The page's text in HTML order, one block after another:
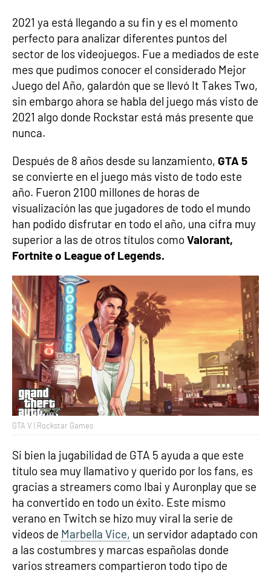
2021 ya está llegando a su fin y es el momento
perfecto para analizar diferentes puntos del
sector de los videojuegos. Fue a mediados de este
mes que pudimos conocer el considerado Mejor
Juego del Año, galardón que se llevó It Takes Two,
sin embargo ahora se habla del juego más visto de
2021 algo donde Rockstar está más presente que
nunca.
Después de 8 años desde su lanzamiento, GTA 5
se convierte en el juego más visto de todo este
año. Fueron 2100 millones de horas de
visualización las que jugadores de todo el mundo
han podido disfrutar en todo el año, una cifra muy
superior a las de otros títulos comoValorant,
Fortnite o League of Legends.
GTA V | Rockstar Games
Si bien la jugabilidad de GTA 5 ayuda a que este
título sea muy llamativo y querido por los fans, es
gracias a streamers como Ibai y Auronplay que se
ha convertido en todo un éxito. Este mismo
verano en Twitch se hizo muy viral la serie de
videos de Marbella Vice, un servidor adaptado con
a las costumbres y marcas españolas donde
varios streamers compartieron todo tipo de